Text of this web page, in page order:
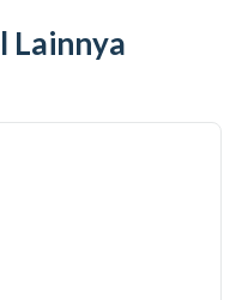
Lainnya